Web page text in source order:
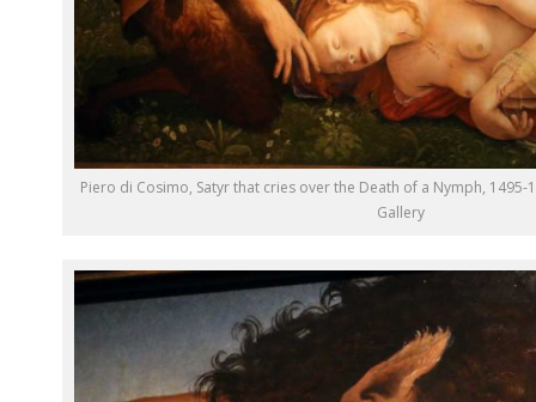
Piero di Cosimo, Satyr that cries over the Death of a Nymph,
Gallery